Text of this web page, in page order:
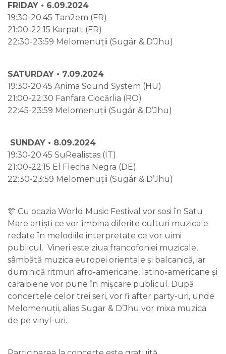
FRIDAY • 6.09.2024
19:30-20:45 Tan2em (FR)
21:00-22:15 Karpatt (FR)
22:30-23:59 Melomenuții (Sugár & D’Jhu)
SATURDAY • 7.09.2024
19:30-20:45 Anima Sound System (HU)
21:00-22:30 Fanfara Ciocărlia (RO)
22:45-23:59 Melomenuții (Sugár & D’Jhu)
SUNDAY • 8.09.2024
19:30-20:45 SuRealistas (IT)
21:00-22:15 El Flecha Negra (DE)
22:30-23:59 Melomenuții (Sugár & D’Jhu)
🎊 Cu ocazia World Music Festival vor sosi în Satu
Mare artiști ce vor îmbina diferite culturi muzicale
redate în melodiile interpretate ce vor uimi
publicul. Vineri este ziua francofoniei muzicale,
sâmbătă muzica europei orientale și balcanică, iar
duminică ritmuri afro-americane, latino-americane și
caraibiene vor pune în mișcare publicul. După
concertele celor trei seri, vor fi after party-uri, unde
Melomenuții, alias Sugar & D’Jhu vor mixa muzica
de pe vinyl-uri.